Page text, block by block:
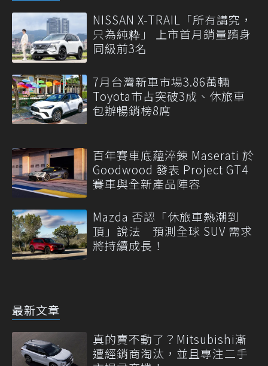
NISSAN X-TRAIL「所有講究，
只為純粋」 上市首月銷量躋身
同級前3名
7月台灣新車市場3.86萬輛
Toyota市占突破3成、休旅車
包辦暢銷榜8席
百年賽車底蘊淬鍊 Maserati 於
Goodwood 發表 Project GT4
賽車與全新產品陣容
Mazda 否認「休旅車熱潮到
頂」說法 預測全球 SUV 需求
將持續成長！
最新文章
真的賣不動了？Mitsubishi漸
遭經銷商淘汰，並且專注二手